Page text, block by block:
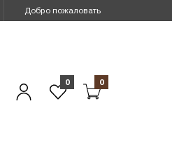
Добро пожаловать
0 0